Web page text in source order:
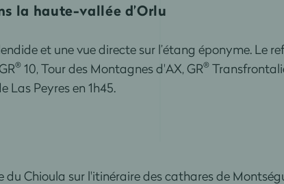
la haute-vallée d’Orlu
et une vue directe sur l’étang éponyme. Le
®10, Tour des Montagnes d'AX, GR®
Las Peyres en 1h45.
du Chioula sur l'itinéraire des cathares de